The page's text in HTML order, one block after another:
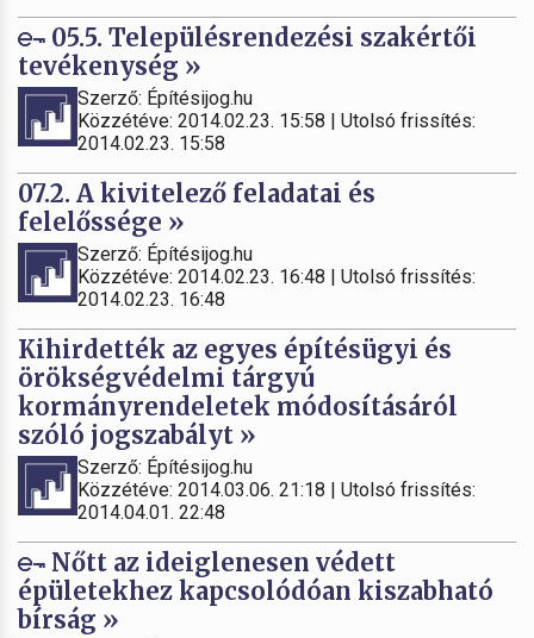
05.5. Településrendezési szakértői
tevékenység »
Szerző: Építésijog.hu
Közzétéve: 2014.02.23. 15:58 | Utolsó frissítés:
2014.02.23. 15:58
07.2. A kivitelező feladatai és
felelőssége »
Szerző: Építésijog.hu
Közzétéve: 2014.02.23. 16:48 | Utolsó frissítés:
2014.02.23. 16:48
Kihirdették az egyes építésügyi és
örökségvédelmi tárgyú
kormányrendeletek módosításáról
szóló jogszabályt »
Szerző: Építésijog.hu
Közzétéve: 2014.03.06. 21:18 | Utolsó frissítés:
2014.04.01. 22:48
Nőtt az ideiglenesen védett
épületekhez kapcsolódóan kiszabható
bírság »